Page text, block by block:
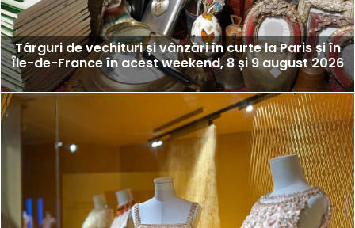
Târguri de vechituri și vânzări în curte la Paris și în
Île-de-France în acest weekend, 8 și 9 august 2026